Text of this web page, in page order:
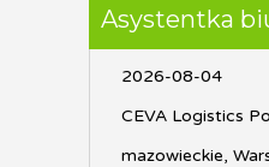
Asystentka
2026-08-04
CEVA Logistics
mazowieckie,